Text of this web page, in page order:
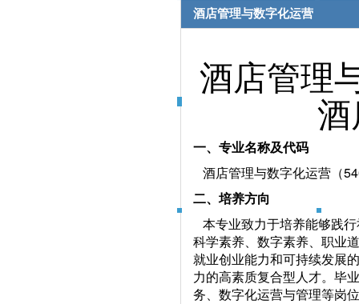
酒店管理与数字化运营
酒店管理
一、专业名称及代码
酒店管理与数字化运营（
二、培养方向
本专业致力于培养能够践
科学素养、数字素养、职业
就业创业能力和可持续发展
力的高素质复合型人才。毕
务、数字化运营与管理等岗